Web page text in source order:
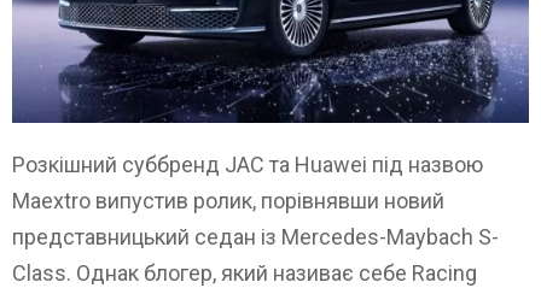
Розкішний суббренд JAC та Huawei під назвою
Maextro випустив ролик, порівнявши новий
представницький седан із Mercedes-Maybach S-
Class. Однак блогер, який називає себе Racing